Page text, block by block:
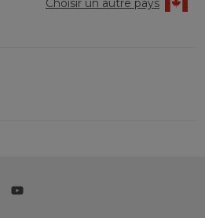
Choisir un autre pays